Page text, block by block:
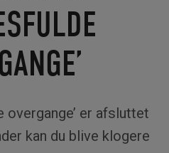
overgange’ er afsluttet
kan du blive klogere